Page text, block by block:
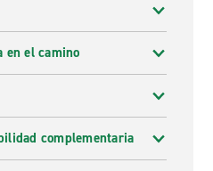
en el camino
complementaria